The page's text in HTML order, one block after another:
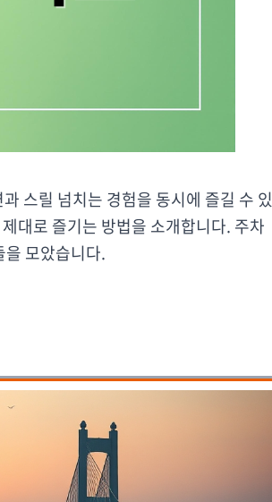
스릴 넘치는 경험을 동시에 즐길 수 있
대로 즐기는 방법을 소개합니다. 주차
을 모았습니다.